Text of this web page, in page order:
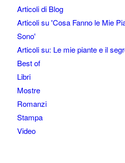
Articoli di Blog
Articoli su 'Cosa Fanno le Mie
Sono'
Articoli su: Le mie piante e il
Best of
Libri
Mostre
Romanzi
Stampa
Video